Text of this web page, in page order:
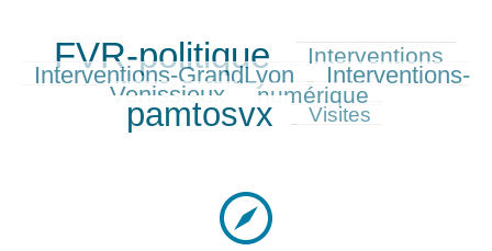
761/761
FVR-politique
329/761 Interventions
356/761
Interventions-GrandLyon
358/761 Interventions-
Venissieux numérique
pamtosvx Visites